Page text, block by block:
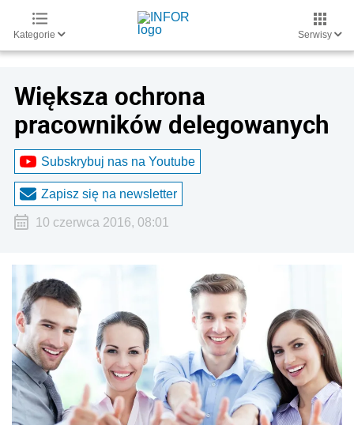
Kategorie Serwisy
Większa ochrona
pracowników delegowanych
Subskrybuj nas na Youtube
Zapisz się na newsletter
10 czerwca 2016, 08:01